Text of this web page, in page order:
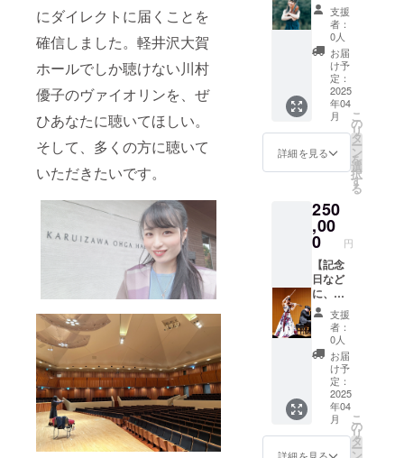
にダイレクトに届くことを
確信しました。軽井沢大賀
ホールでしか聴けない川村
優子のヴァイオリンを、ぜ
ひあなたに聴いてほしい。
そして、多くの方に聴いて
いただきたいです。
度） ・
クラウ
ドファ
ンディ
ング終
了後、
メール
にて詳
細をお
打ち合
わせさ
せてい
ただき
す） ※
演奏会
はお友
達と一
緒もOK
です
ただき
ます。
演奏日
時：
2025年
４月以
降日時
調整に
て 演奏
時間：1
時間程
度 ※会
場費・
費・宿
泊費別
途 （出
発地は
名古屋
です）
のコラ
ボ企
画】 音
楽をさ
れてい
る方！
ご一緒
に演奏
させて
いただ
きま
す。 演
奏日
2025年
４月以
降日時
調整に
て リ
ハーサ
ル：1時
間程度
本番：
30分程
度 ※ク
ラウド
ファン
ディン
グ終了
後、詳
細をお
打ち合
支援
者：
0人
お届
け予
定：
2025
年04
月
詳細を見る
こ
の
リ
タ
ー
ン
を
選
択
す
る
250
,00
0 円
【記念
日など
に、特
別プラ
イベー
ト演奏
会】 あ
なたの
ためだ
けに、
ピアニ
ストと
共に心
を込め
支援
者：
0人
お届
け予
定：
2025
年04
月
詳細を見る
こ
の
リ
タ
ー